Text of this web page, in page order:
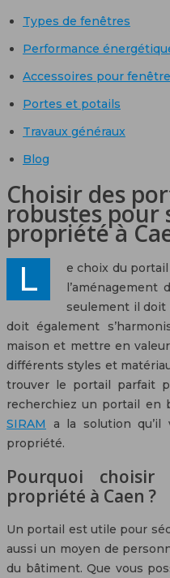
Types de fenêtres
Performance
Accessoires pour
Portes et potails
Travaux généraux
Blog
Choisir des
robustes
propriété à
Le choix du portail est une étape importante dans
l’aménagement
seulement il doit
doit également
maison et mettre en
différents styles et
trouver le portail parfait
recherchiez un portail en
SIRAM
a la solution qu’il
propriété.
Pourquoi
propriété à Caen ?
Un portail est utile pour
aussi un moyen de
du bâtiment. Que vous